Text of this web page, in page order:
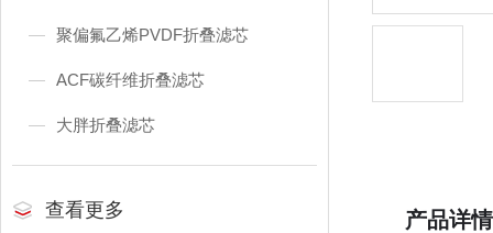
聚偏氟乙烯PVDF折叠滤芯
ACF碳纤维折叠滤芯
大胖折叠滤芯
查看更多 产品详情